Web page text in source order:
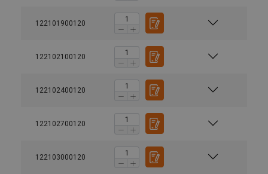
122101900120
122102100120
122102400120
122102700120
122103000120